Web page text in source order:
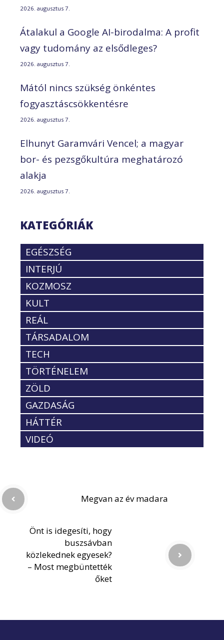
2026. augusztus 7.
Átalakul a Google AI-birodalma: A profit
vagy tudomány az elsődleges?
2026. augusztus 7.
Mától nincs szükség önkéntes
fogyasztáscsökkentésre
2026. augusztus 7.
Elhunyt Garamvári Vencel; a magyar
bor- és pezsgőkultúra meghatározó
alakja
2026. augusztus 7.
KATEGÓRIÁK
EGÉSZSÉG
INTERJÚ
KOZMOSZ
KULT
REÁL
TÁRSADALOM
TECH
TÖRTÉNELEM
ZÖLD
GAZDASÁG
HÁTTÉR
VIDEÓ
Megvan az év madara
Önt is idegesíti, hogy
buszsávban
közlekednek egyesek?
– Most megbüntették
őket